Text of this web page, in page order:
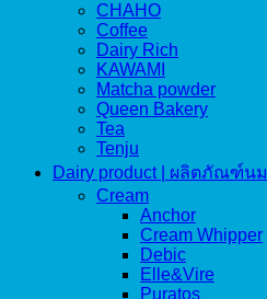
CHAHO
Coffee
Dairy Rich
KAWAMI
Matcha powder
Queen Bakery
Tea
Tenju
Dairy product | ผลิตภัณฑ์นม
Cream
Anchor
Cream Whipper
Debic
Elle&Vire
Puratos